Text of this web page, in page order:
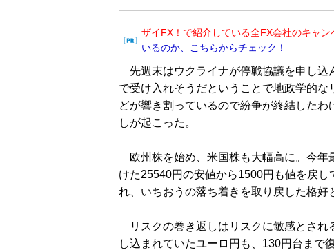
ザイFX！で紹介している全FX会社のキャン
いるのか、こちらからチェック！
先週末はウクライナが停戦協議を申し込
で受け入れそうだということで地政学的
どが響き割っているので紛争が終結した
しが起こった。
欧州株を始め、米国株も大幅高に。今年
けた25540円の安値から1500円も値を戻
れ、いちおうの落ち着きを取り戻した格好
リスクの巻き返しはリスクに敏感とされ
し込まれていたユーロ円も、130円台まで